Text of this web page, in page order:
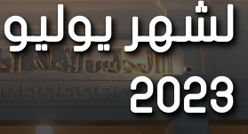
لشهر يوليو
2023